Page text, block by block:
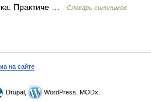
Практиче …
Словарь синонимов
на сайте
Drupal, WordPress, MODx.